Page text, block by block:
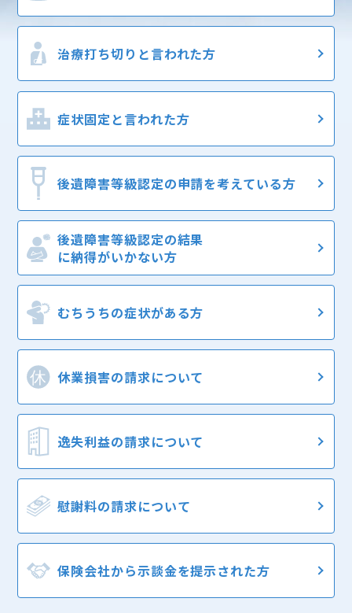
治療打ち切りと言われた方
症状固定と言われた方
後遺障害等級認定の申請を考えている方
後遺障害等級認定の結果
に納得がいかない方
むちうちの症状がある方
休業損害の請求について
逸失利益の請求について
慰謝料の請求について
保険会社から示談金を提示された方